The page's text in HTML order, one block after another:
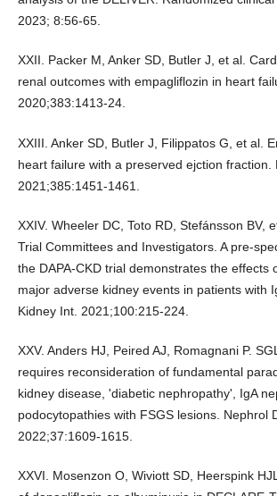
2023; 8:56-65.
XXII. Packer M, Anker SD, Butler J, et al.
renal outcomes with empagliflozin in heart
2020;383:1413-24.
XXIII. Anker SD, Butler J, Filippatos G, et al.
heart failure with a preserved ejction fraction.
2021;385:1451-1461.
XXIV. Wheeler DC, Toto RD, Stefánsson BV,
Trial Committees and Investigators. A pre-
the DAPA-CKD trial demonstrates the effects
major adverse kidney events in patients with
Kidney Int. 2021;100:215-224.
XXV. Anders HJ, Peired AJ, Romagnani P.
requires reconsideration of fundamental
kidney disease, 'diabetic nephropathy', IgA
podocytopathies with FSGS lesions. Nephrol
2022;37:1609-1615.
XXVI. Mosenzon O, Wiviott SD, Heerspink